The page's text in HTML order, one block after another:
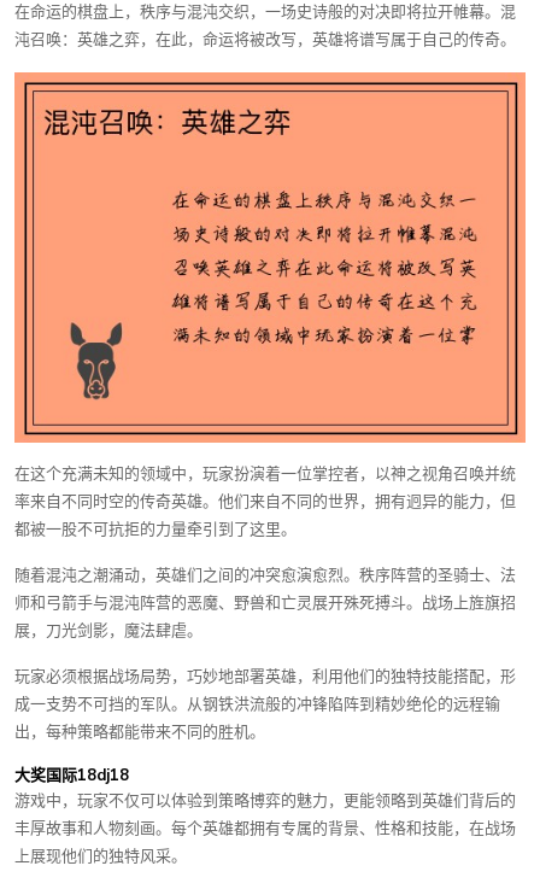
在命运的棋盘上，秩序与混沌交织，一场史诗般的对决即将拉开帷幕。混
沌召唤：英雄之弈，在此，命运将被改写，英雄将谱写属于自己的传奇。
在这个充满未知的领域中，玩家扮演着一位掌控者，以神之视角召唤并统
率来自不同时空的传奇英雄。他们来自不同的世界，拥有迥异的能力，但
都被一股不可抗拒的力量牵引到了这里。
随着混沌之潮涌动，英雄们之间的冲突愈演愈烈。秩序阵营的圣骑士、法
师和弓箭手与混沌阵营的恶魔、野兽和亡灵展开殊死搏斗。战场上旌旗招
展，刀光剑影，魔法肆虐。
玩家必须根据战场局势，巧妙地部署英雄，利用他们的独特技能搭配，形
成一支势不可挡的军队。从钢铁洪流般的冲锋陷阵到精妙绝伦的远程输
出，每种策略都能带来不同的胜机。
大奖国际18dj18
游戏中，玩家不仅可以体验到策略博弈的魅力，更能领略到英雄们背后的
丰厚故事和人物刻画。每个英雄都拥有专属的背景、性格和技能，在战场
上展现他们的独特风采。